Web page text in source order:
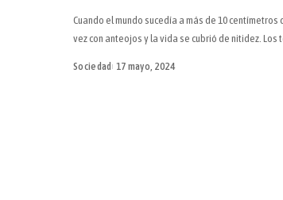
Cuando el mundo sucedía a más de 10
vez con anteojos y la vida se cubrió de nitidez. Los
Sociedad 17 mayo, 2024